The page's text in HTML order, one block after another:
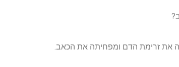
את זרימת הדם ומפחיתה את הכאב.